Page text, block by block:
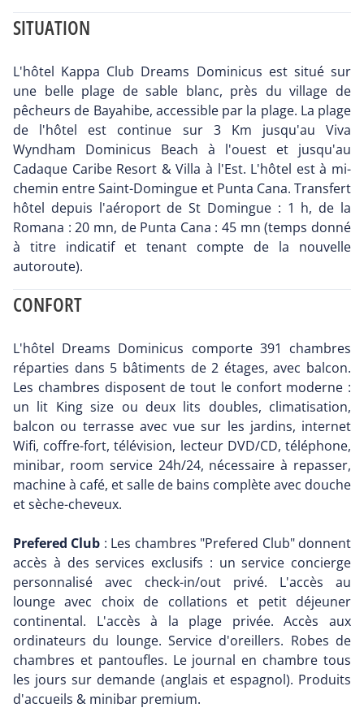
SITUATION
L'hôtel Kappa Club Dreams Dominicus est situé sur
une belle plage de sable blanc, près du village de
pêcheurs de Bayahibe, accessible par la plage. La plage
de l'hôtel est continue sur 3 Km jusqu'au Viva
Wyndham Dominicus Beach à l'ouest et jusqu'au
Cadaque Caribe Resort & Villa à l'Est. L'hôtel est à mi-
chemin entre Saint-Domingue et Punta Cana. Transfert
hôtel depuis l'aéroport de St Domingue : 1 h, de la
Romana : 20 mn, de Punta Cana : 45 mn (temps donné
à titre indicatif et tenant compte de la nouvelle
autoroute).
CONFORT
L'hôtel Dreams Dominicus comporte 391 chambres
réparties dans 5 bâtiments de 2 étages, avec balcon.
Les chambres disposent de tout le confort moderne :
un lit King size ou deux lits doubles, climatisation,
balcon ou terrasse avec vue sur les jardins, internet
Wifi, coffre-fort, télévision, lecteur DVD/CD, téléphone,
minibar, room service 24h/24, nécessaire à repasser,
machine à café, et salle de bains complète avec douche
et sèche-cheveux.
Prefered Club : Les chambres "Prefered Club" donnent
accès à des services exclusifs : un service concierge
personnalisé avec check-in/out privé. L'accès au
lounge avec choix de collations et petit déjeuner
continental. L'accès à la plage privée. Accès aux
ordinateurs du lounge. Service d'oreillers. Robes de
chambres et pantoufles. Le journal en chambre tous
les jours sur demande (anglais et espagnol). Produits
d'accueils & minibar premium.